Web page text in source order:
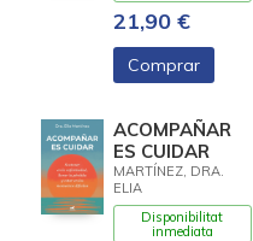
21,90 €
Comprar
ACOMPAÑAR
ES CUIDAR
MARTÍNEZ, DRA.
ELIA
Disponibilitat
inmediata